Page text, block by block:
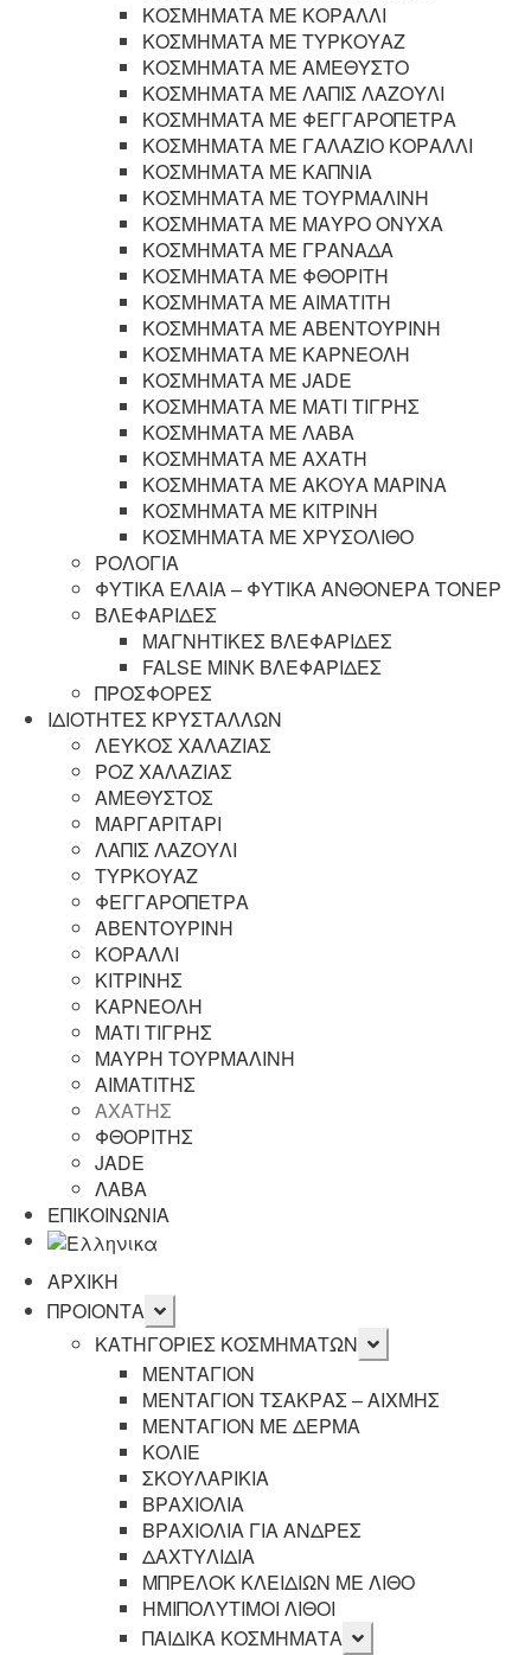
ΚΟΣΜΗΜΑΤΑ ΜΕ ΚΟΡΑΛΛΙ
ΚΟΣΜΗΜΑΤΑ ΜΕ ΤΥΡΚΟΥΑΖ
ΚΟΣΜΗΜΑΤΑ ΜΕ ΑΜΕΘΥΣΤΟ
ΚΟΣΜΗΜΑΤΑ ΜΕ ΛΑΠΙΣ ΛΑΖΟΥΛΙ
ΚΟΣΜΗΜΑΤΑ ΜΕ ΦΕΓΓΑΡΟΠΕΤΡΑ
ΚΟΣΜΗΜΑΤΑ ΜΕ ΓΑΛΑΖΙΟ ΚΟΡΑΛΛΙ
ΚΟΣΜΗΜΑΤΑ ΜΕ ΚΑΠΝΙΑ
ΚΟΣΜΗΜΑΤΑ ΜΕ ΤΟΥΡΜΑΛΙΝΗ
ΚΟΣΜΗΜΑΤΑ ΜΕ ΜΑΥΡΟ ΟΝΥΧΑ
ΚΟΣΜΗΜΑΤΑ ΜΕ ΓΡΑΝΑΔΑ
ΚΟΣΜΗΜΑΤΑ ΜΕ ΦΘΟΡΙΤΗ
ΚΟΣΜΗΜΑΤΑ ΜΕ ΑΙΜΑΤΙΤΗ
ΚΟΣΜΗΜΑΤΑ ΜΕ ΑΒΕΝΤΟΥΡΙΝΗ
ΚΟΣΜΗΜΑΤΑ ΜΕ ΚΑΡΝΕΟΛΗ
ΚΟΣΜΗΜΑΤΑ ΜΕ JADE
ΚΟΣΜΗΜΑΤΑ ΜΕ ΜΑΤΙ ΤΙΓΡΗΣ
ΚΟΣΜΗΜΑΤΑ ΜΕ ΛΑΒΑ
ΚΟΣΜΗΜΑΤΑ ΜΕ ΑΧΑΤΗ
ΚΟΣΜΗΜΑΤΑ ΜΕ ΑΚΟΥΑ ΜΑΡΙΝΑ
ΚΟΣΜΗΜΑΤΑ ΜΕ ΚΙΤΡΙΝΗ
ΚΟΣΜΗΜΑΤΑ ΜΕ ΧΡΥΣΟΛΙΘΟ
ΡΟΛΟΓΙΑ
ΦΥΤΙΚΑ ΕΛΑΙΑ – ΦΥΤΙΚΑ ΑΝΘΟΝΕΡΑ ΤΟΝΕΡ
ΒΛΕΦΑΡΙΔΕΣ
ΜΑΓΝΗΤΙΚΕΣ ΒΛΕΦΑΡΙΔΕΣ
FALSE MINK ΒΛΕΦΑΡΙΔΕΣ
ΠΡΟΣΦΟΡΕΣ
ΙΔΙΟΤΗΤΕΣ ΚΡΥΣΤΑΛΛΩΝ
ΛΕΥΚΟΣ ΧΑΛΑΖΙΑΣ
ΡΟΖ ΧΑΛΑΖΙΑΣ
ΑΜΕΘΥΣΤΟΣ
ΜΑΡΓΑΡΙΤΑΡΙ
ΛΑΠΙΣ ΛΑΖΟΥΛΙ
ΤΥΡΚΟΥΑΖ
ΦΕΓΓΑΡΟΠΕΤΡΑ
ΑΒΕΝΤΟΥΡΙΝΗ
ΚΟΡΑΛΛΙ
ΚΙΤΡΙΝΗΣ
ΚΑΡΝΕΟΛΗ
ΜΑΤΙ ΤΙΓΡΗΣ
ΜΑΥΡΗ ΤΟΥΡΜΑΛΙΝΗ
ΑΙΜΑΤΙΤΗΣ
ΑΧΑΤΗΣ
ΦΘΟΡΙΤΗΣ
JADE
ΛΑΒΑ
ΕΠΙΚΟΙΝΩΝΙΑ
ΑΡΧΙΚΗ
ΠΡΟΙΟΝΤΑ Επέκταση
υπό-
μενού
ΚΑΤΗΓΟΡΙΕΣ ΚΟΣΜΗΜΑΤΩΝ Επέκταση
υπό-
μενού
ΜΕΝΤΑΓΙΟΝ
ΜΕΝΤΑΓΙΟΝ ΤΣΑΚΡΑΣ – ΑΙΧΜΗΣ
ΜΕΝΤΑΓΙΟΝ ΜΕ ΔΕΡΜΑ
ΚΟΛΙΕ
ΣΚΟΥΛΑΡΙΚΙΑ
ΒΡΑΧΙΟΛΙΑ
ΒΡΑΧΙΟΛΙΑ ΓΙΑ ΑΝΔΡΕΣ
ΔΑΧΤΥΛΙΔΙΑ
ΜΠΡΕΛΟΚ ΚΛΕΙΔΙΩΝ ΜΕ ΛΙΘΟ
ΗΜΙΠΟΛΥΤΙΜΟΙ ΛΙΘΟΙ
ΠΑΙΔΙΚΑ ΚΟΣΜΗΜΑΤΑ Επέκταση